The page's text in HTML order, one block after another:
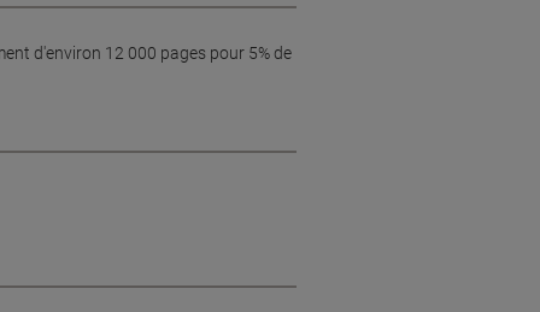
d'environ 12 000 pages pour 5% de